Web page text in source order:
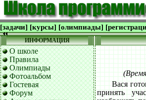
[задачи] [курсы] [олимпиады]
ИНФОРМАЦИЯ
О школе
Правила
Олимпиады
Фотоальбом
Гостевая
Форум
Вася
принять